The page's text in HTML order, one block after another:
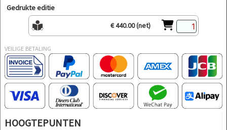
Gedrukte editie
€ 440.00 (net)
VEILIGE BETALING
HOOGTEPUNTEN